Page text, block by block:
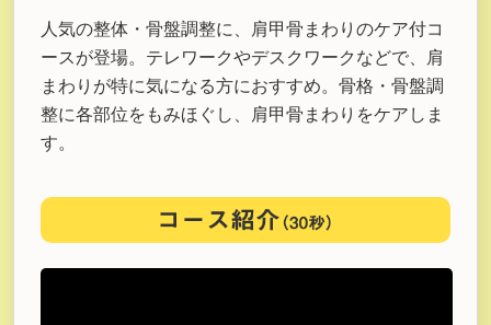
人気の整体・骨盤調整に、肩甲骨まわりのケア付コ
ースが登場。テレワークやデスクワークなどで、肩
まわりが特に気になる方におすすめ。骨格・骨盤調
整に各部位をもみほぐし、肩甲骨まわりをケアしま
す。